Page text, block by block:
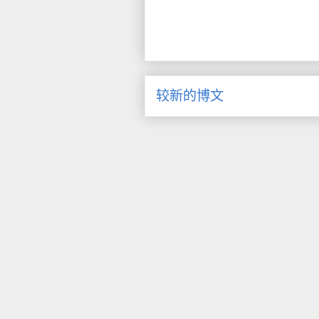
较新的博文